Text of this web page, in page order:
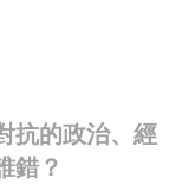
抗的政治、經
錯？